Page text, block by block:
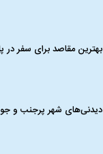
بهترین مقاصد برای سفر در
دیدنی‌های شهر پرجنب و